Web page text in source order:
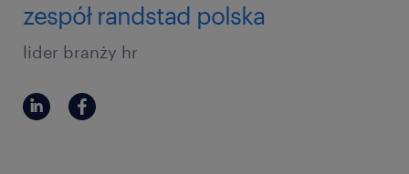
zespół randstad polska
lider branży hr